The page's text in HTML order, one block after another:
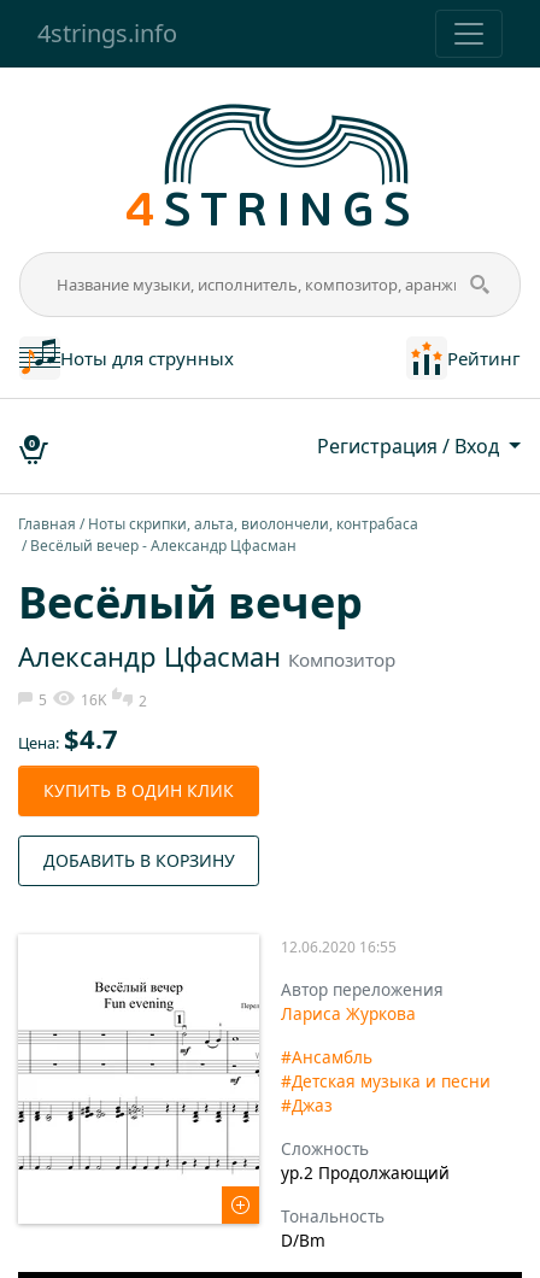
4strings.info
Ноты для струнных Рейтинг
0 Регистрация / Вход
Главная
Ноты скрипки, альта, виолончели, контрабаса
Весёлый вечер - Александр Цфасман
Весёлый вечер
Александр Цфасман Композитор
5 16K 2
Цена: $4.7
КУПИТЬ В ОДИН КЛИК
ДОБАВИТЬ В КОРЗИНУ
12.06.2020 16:55
Автор переложения
Лариса Журкова
#Ансамбль
#Детская музыка и песни
#Джаз
Сложность
ур.2 Продолжающий
Тональность
D/Bm